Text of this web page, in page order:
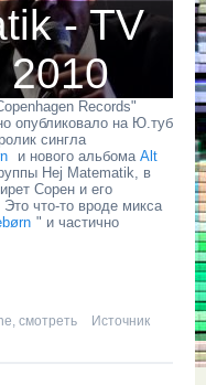
- TV
Records"
опубликовало на Ю.туб
сингла
и нового альбома Alt
Hej Matematik, в
Сорен и его
что-то вроде микса
" и частично
, смотреть Источник